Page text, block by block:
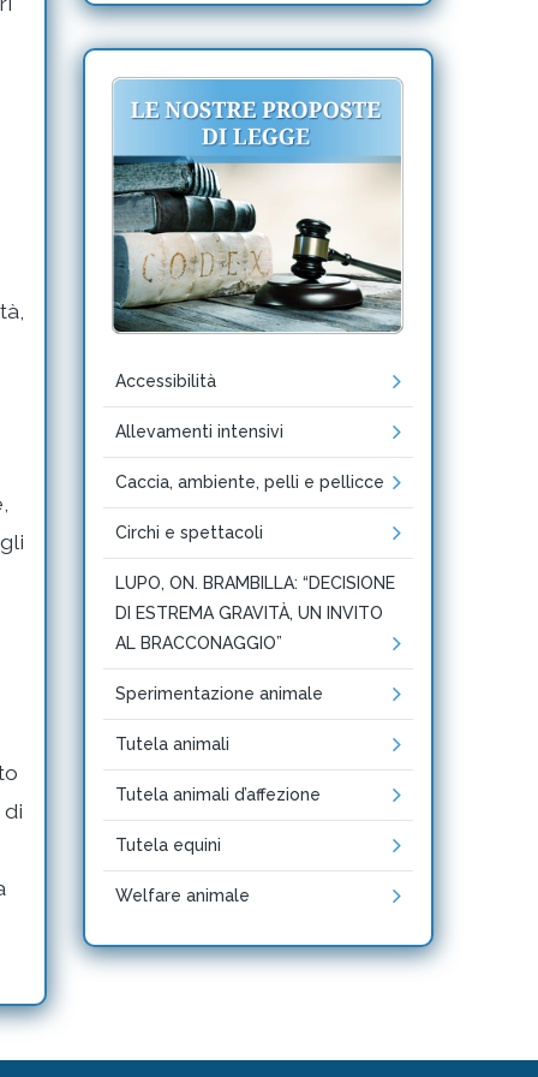
Accessibilità
Allevamenti intensivi
Caccia, ambiente, pelli e pellicce
Circhi e spettacoli
LUPO, ON. BRAMBILLA: “DECISIONE
DI ESTREMA GRAVITÀ, UN INVITO
AL BRACCONAGGIO”
Sperimentazione animale
Tutela animali
Tutela animali d’affezione
Tutela equini
Welfare animale